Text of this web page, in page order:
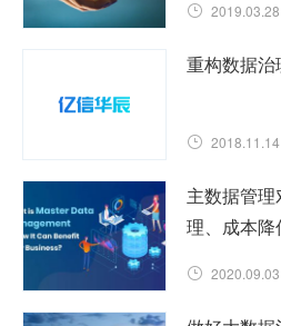
2019.03.28
重构数据
2018.11.14
主数据管
理、成本
2020.09.03